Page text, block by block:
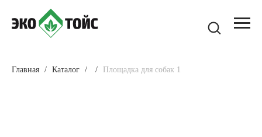
Главная Каталог Площадка для собак 1